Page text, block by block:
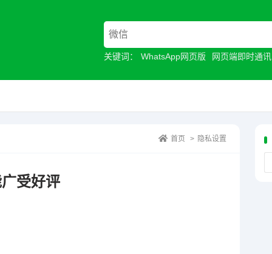
关键词： WhatsApp网页版 网页端即时通讯
首页 > 隐私设置
受好评